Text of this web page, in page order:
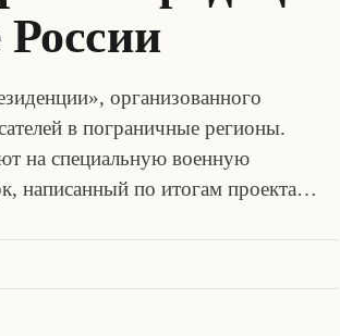
России
организованного
в пограничные регионы.
на специальную военную
написанный по итогам проекта…